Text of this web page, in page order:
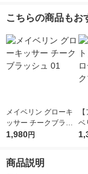
こちらの商品もお
メイベリン グローキ
ッサー チークブラッ
シュ 01
1,980円
ベ
ー
商品説明